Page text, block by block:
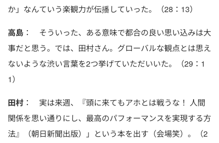
か」なんていう楽観力が伝播していった。（28：13）
高島 ： そういった、ある意味で都合の良い思い込みは大
事だと思う。では、田村さん。グローバルな観点とは思え
ないような渋い言葉を2つ挙げていただいいた。（29：1
1）
田村 ： 実は来週、『頭に来てもアホとは戦うな！ 人間
関係を思い通りにし、最高のパフォーマンスを実現する方
法』（朝日新聞出版）」という本を出す（会場笑）。（2